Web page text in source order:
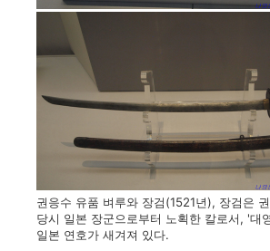
권응수 유품 벼루와 장검(1521년), 장검은
당시 일본 장군으로부터 노획한 칼로서, '대
일본 연호가 새겨져 있다.